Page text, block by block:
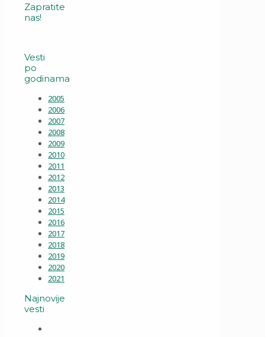
Zapratite
nas!
Vesti
po
godinama
2005
2006
2007
2008
2009
2010
2011
2012
2013
2014
2015
2016
2017
2018
2019
2020
2021
Najnovije
vesti